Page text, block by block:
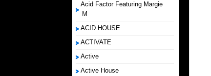
Acid Factor Featuring Margie
M
ACID HOUSE
ACTIVATE
Active
Active House